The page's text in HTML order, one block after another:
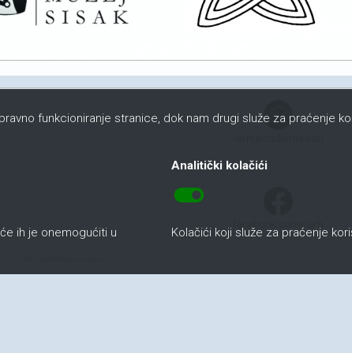
funkcioniranje stranice, dok nam drugi služe za praćenje
ih je onemogućiti u
Analitički kolačići
toggle_on
Kolačići koji služe za praćenje